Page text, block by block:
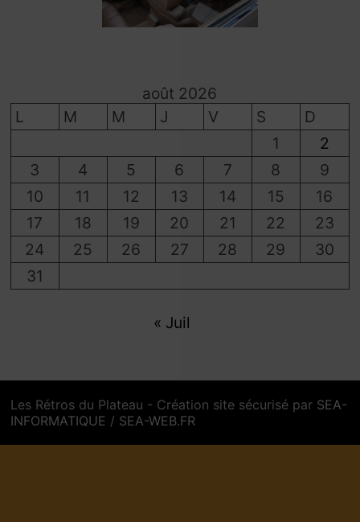
août 2026
L
M M J V S
D
1
2
3
4 5 6 7 8
9
10
11 12 13 14 15
16
17
18 19 20 21 22
23
24
25 26 27 28 29
30
31
« Juil
Les Rétros du Plateau - Création site sécurisé par SEA-
INFORMATIQUE / SEA-WEB.FR